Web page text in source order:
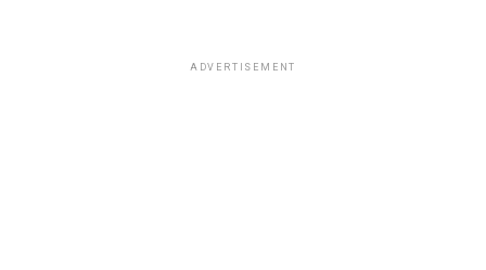
ADVERTISEMENT